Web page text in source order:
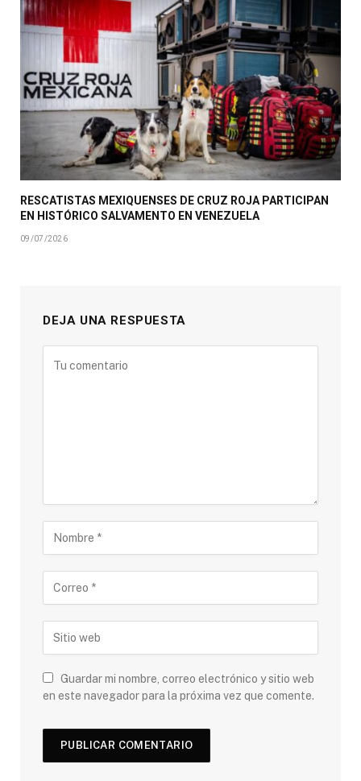
RESCATISTAS MEXIQUENSES DE CRUZ ROJA PARTICIPAN
EN HISTÓRICO SALVAMENTO EN VENEZUELA
09/07/2026
DEJA UNA RESPUESTA
Guardar mi nombre, correo electrónico y sitio web
en este navegador para la próxima vez que comente.